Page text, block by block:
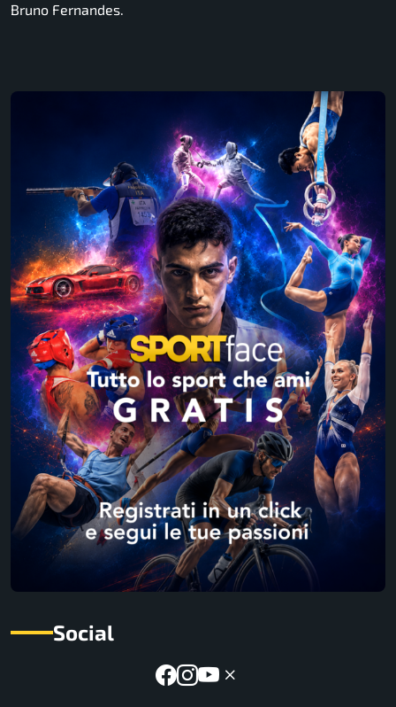
Bruno Fernandes.
Social